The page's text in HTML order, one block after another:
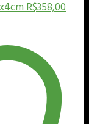
R$358,00